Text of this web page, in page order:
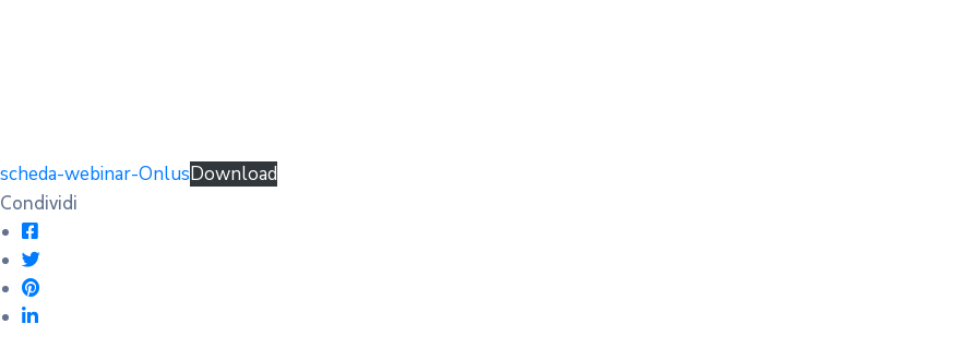
scheda-webinar-OnlusDownload
Condividi